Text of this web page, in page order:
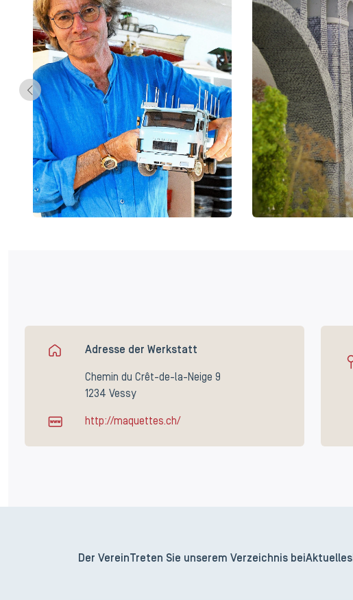
Adresse der Werkstatt
Chemin du Crêt-de-la-Neige 9
1234 Vessy
http://maquettes.ch/
Der Verein Treten Sie unserem Verzeichnis beiAktuelles